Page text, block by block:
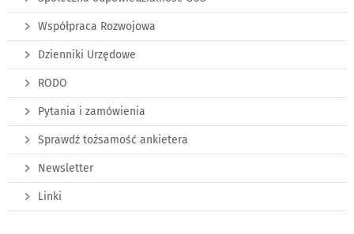
Współpraca Rozwojowa
Dzienniki Urzędowe
RODO
Pytania i zamówienia
Sprawdź tożsamość ankietera
Newsletter
Linki